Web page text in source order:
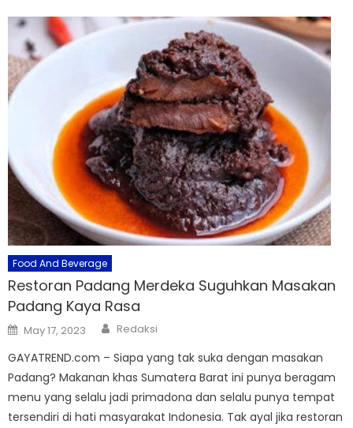
Food And Beverage
Restoran Padang Merdeka Suguhkan Masakan
Padang Kaya Rasa
Posted
on
May 17, 2023 Author
Redaksi
GAYATREND.com – Siapa yang tak suka dengan masakan
Padang? Makanan khas Sumatera Barat ini punya beragam
menu yang selalu jadi primadona dan selalu punya tempat
tersendiri di hati masyarakat Indonesia. Tak ayal jika restoran